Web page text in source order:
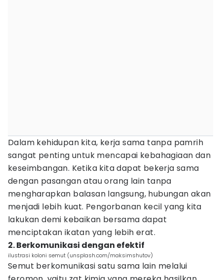
Dalam kehidupan kita, kerja sama tanpa pamrih
sangat penting untuk mencapai kebahagiaan dan
keseimbangan. Ketika kita dapat bekerja sama
dengan pasangan atau orang lain tanpa
mengharapkan balasan langsung, hubungan akan
menjadi lebih kuat. Pengorbanan kecil yang kita
lakukan demi kebaikan bersama dapat
menciptakan ikatan yang lebih erat.
2. Berkomunikasi dengan efektif
ilustrasi koloni semut (unsplash.com/maksimshutov)
Semut berkomunikasi satu sama lain melalui